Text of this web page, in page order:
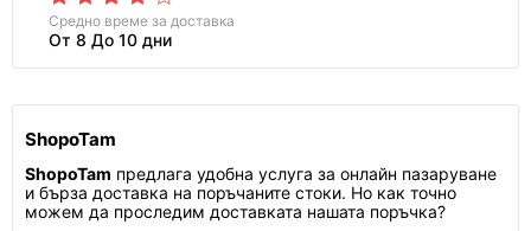
Средно време за доставка
От 8 До 10 дни
ShopoTam
ShopoTam предлага удобна услуга за онлайн пазаруване
и бърза доставка на поръчаните стоки. Но как точно
можем да проследим доставката нашата поръчка?